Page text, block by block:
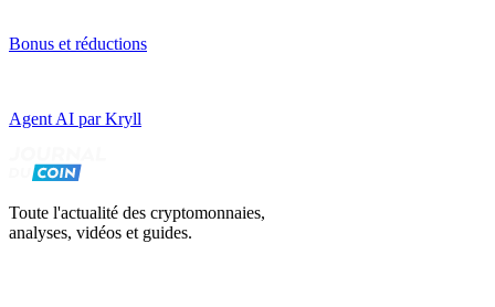
Bonus et réductions
Agent AI par Kryll
Toute l'actualité des cryptomonnaies,
analyses, vidéos et guides.